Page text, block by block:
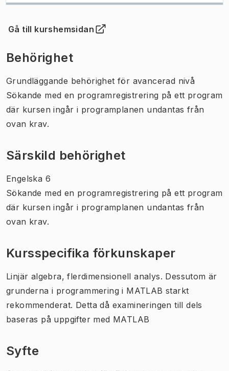
Gå till kurshemsidan
(Öppnas i ny flik)
Behörighet
Grundläggande behörighet för avancerad nivå
Sökande med en programregistrering på ett program
där kursen ingår i programplanen undantas från
ovan krav.
Särskild behörighet
Engelska 6
Sökande med en programregistrering på ett program
där kursen ingår i programplanen undantas från
ovan krav.
Kursspecifika förkunskaper
Linjär algebra, flerdimensionell analys. Dessutom är
grunderna i programmering i MATLAB starkt
rekommenderat. Detta då examineringen till dels
baseras på uppgifter med MATLAB
Syfte